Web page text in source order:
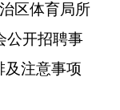
区体育局所
公开招聘事
及注意事项